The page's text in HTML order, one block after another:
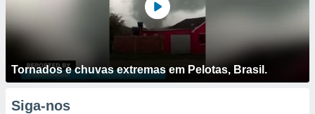
Tornados e chuvas extremas em Pelotas, Brasil.
Siga-nos